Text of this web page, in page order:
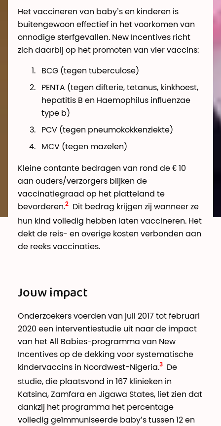
Het vaccineren van baby’s en kinderen is
buitengewoon effectief in het voorkomen van
onnodige sterfgevallen. New Incentives richt
zich daarbij op het promoten van vier vaccins:
BCG (tegen tuberculose)
PENTA (tegen difterie, tetanus, kinkhoest,
hepatitis B en Haemophilus influenzae
type b)
PCV (tegen pneumokokkenziekte)
MCV (tegen mazelen)
Kleine contante bedragen van rond de € 10
aan ouders/verzorgers blijken de
vaccinatiegraad op het platteland te
bevorderen.
Dit bedrag krijgen zij wanneer ze
hun kind volledig hebben laten vaccineren. Het
dekt de reis- en overige kosten verbonden aan
de reeks vaccinaties.
Jouw impact
Onderzoekers voerden van juli 2017 tot februari
2020 een interventiestudie uit naar de impact
van het All Babies-programma van New
Incentives op de dekking voor systematische
kindervaccins in Noordwest-Nigeria.
De
studie, die plaatsvond in 167 klinieken in
Katsina, Zamfara en Jigawa States, liet zien dat
dankzij het programma het percentage
volledig geïmmuniseerde baby’s tussen 12 en